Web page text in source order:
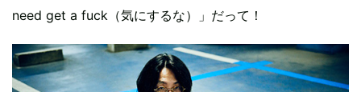
need get a fuck（気にするな）」だって！